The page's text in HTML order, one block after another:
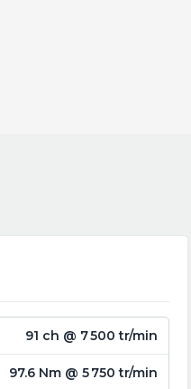
91 ch @ 7 500 tr/min
97.6 Nm @ 5 750 tr/min